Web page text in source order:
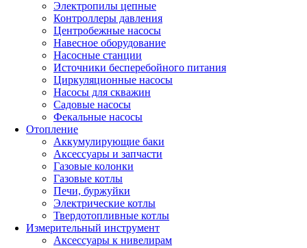
Электропилы цепные
Контроллеры давления
Центробежные насосы
Навесное оборудование
Насосные станции
Источники бесперебойного питания
Циркуляционные насосы
Насосы для скважин
Садовые насосы
Фекальные насосы
Отопление
Аккумулирующие баки
Аксессуары и запчасти
Газовые колонки
Газовые котлы
Печи, буржуйки
Электрические котлы
Твердотопливные котлы
Измерительный инструмент
Аксессуары к нивелирам